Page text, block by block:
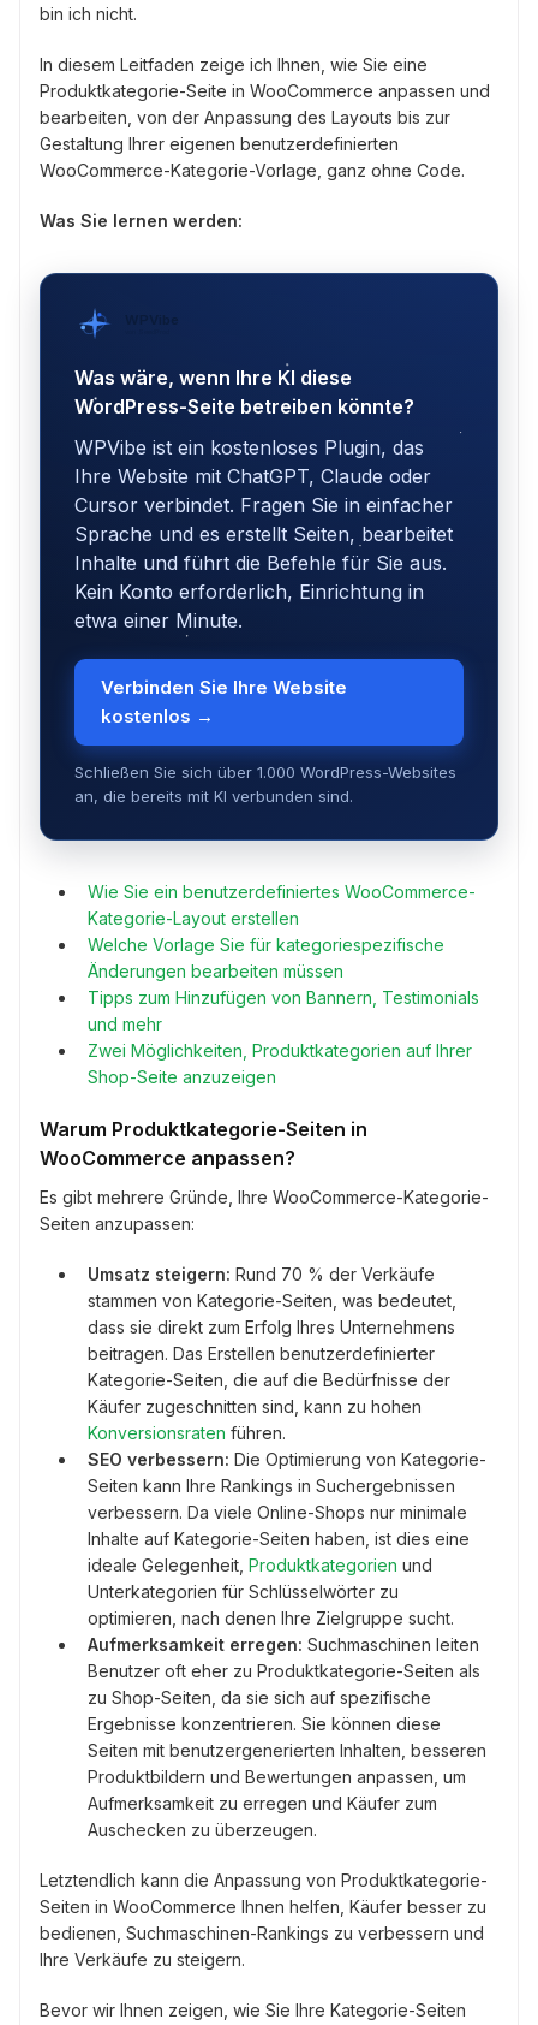
bin ich nicht.
In diesem Leitfaden zeige ich Ihnen, wie Sie eine
Produktkategorie-Seite in WooCommerce anpassen und
bearbeiten, von der Anpassung des Layouts bis zur
Gestaltung Ihrer eigenen benutzerdefinierten
WooCommerce-Kategorie-Vorlage, ganz ohne Code.
Was Sie lernen werden:
WPVibe
Was wäre, wenn Ihre KI diese
WordPress-Seite betreiben könnte?
WPVibe ist ein kostenloses Plugin, das
Ihre Website mit ChatGPT, Claude oder
Cursor verbindet. Fragen Sie in einfacher
Sprache und es erstellt Seiten, bearbeitet
Inhalte und führt die Befehle für Sie aus.
Kein Konto erforderlich, Einrichtung in
etwa einer Minute.
Verbinden Sie Ihre Website
kostenlos →
Schließen Sie sich über 1.000 WordPress-Websites
an, die bereits mit KI verbunden sind.
Wie Sie ein benutzerdefiniertes WooCommerce-
Kategorie-Layout erstellen
Welche Vorlage Sie für kategoriespezifische
Änderungen bearbeiten müssen
Tipps zum Hinzufügen von Bannern, Testimonials
und mehr
Zwei Möglichkeiten, Produktkategorien auf Ihrer
Shop-Seite anzuzeigen
Warum Produktkategorie-Seiten in
WooCommerce anpassen?
Es gibt mehrere Gründe, Ihre WooCommerce-Kategorie-
Seiten anzupassen:
Umsatz steigern: Rund 70 % der Verkäufe
stammen von Kategorie-Seiten, was bedeutet,
dass sie direkt zum Erfolg Ihres Unternehmens
beitragen. Das Erstellen benutzerdefinierter
Kategorie-Seiten, die auf die Bedürfnisse der
Käufer zugeschnitten sind, kann zu hohen
Konversionsraten führen.
SEO verbessern: Die Optimierung von Kategorie-
Seiten kann Ihre Rankings in Suchergebnissen
verbessern. Da viele Online-Shops nur minimale
Inhalte auf Kategorie-Seiten haben, ist dies eine
ideale Gelegenheit, Produktkategorien und
Unterkategorien für Schlüsselwörter zu
optimieren, nach denen Ihre Zielgruppe sucht.
Aufmerksamkeit erregen: Suchmaschinen leiten
Benutzer oft eher zu Produktkategorie-Seiten als
zu Shop-Seiten, da sie sich auf spezifische
Ergebnisse konzentrieren. Sie können diese
Seiten mit benutzergenerierten Inhalten, besseren
Produktbildern und Bewertungen anpassen, um
Aufmerksamkeit zu erregen und Käufer zum
Auschecken zu überzeugen.
Letztendlich kann die Anpassung von Produktkategorie-
Seiten in WooCommerce Ihnen helfen, Käufer besser zu
bedienen, Suchmaschinen-Rankings zu verbessern und
Ihre Verkäufe zu steigern.
Bevor wir Ihnen zeigen, wie Sie Ihre Kategorie-Seiten